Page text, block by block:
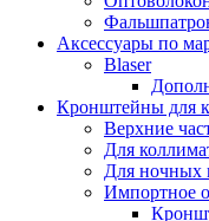
Аксессуары по
Blaser
Кронштейны для
Верхние
Для
Для ночных
Импортное